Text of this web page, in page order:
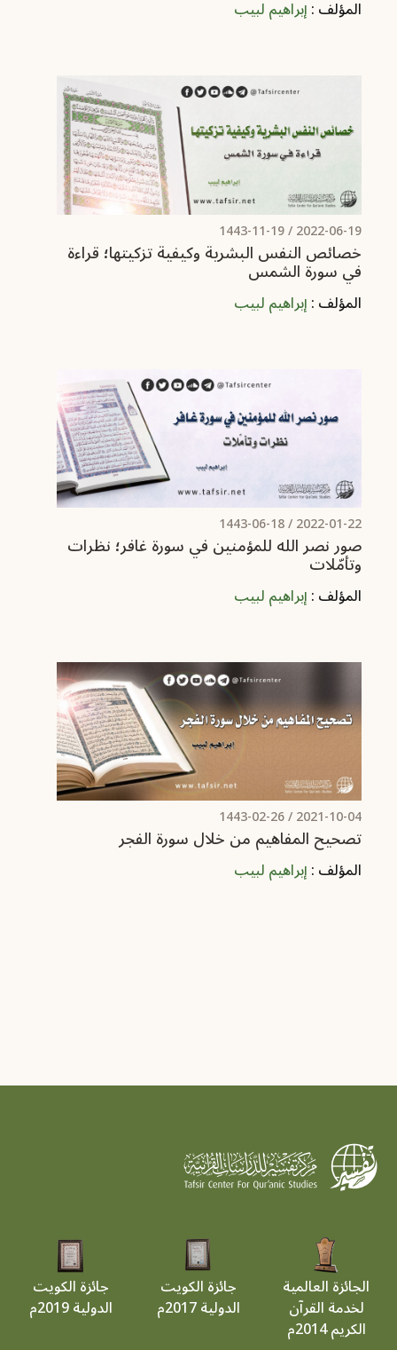
المؤلف :إبراهيم لبيب
2022-06-19
/ 1443-11-19
خصائص النفس البشرية وكيفية تزكيتها؛ قراءة
في سورة الشمس
المؤلف :إبراهيم لبيب
2022-01-22
/ 1443-06-18
صور نصر الله للمؤمنين في سورة غافر؛ نظرات
وتأمّلات
المؤلف :إبراهيم لبيب
2021-10-04
/ 1443-02-26
تصحيح المفاهيم من خلال سورة الفجر
المؤلف :إبراهيم لبيب
الجائزة العالمية
لخدمة القرآن
الكريم 2014م
جائزة الكويت
الدولية 2017م
جائزة الكويت
الدولية 2019م